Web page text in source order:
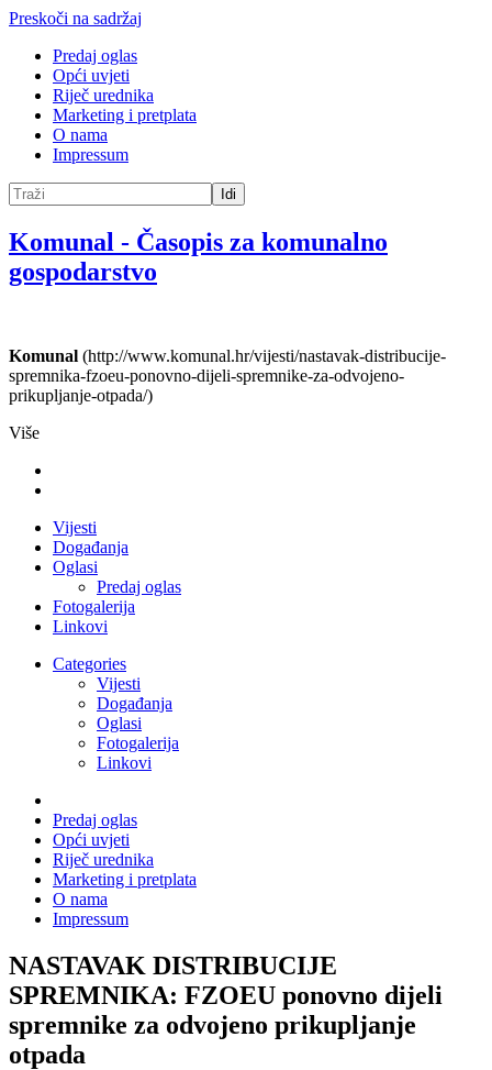
Preskoči na sadržaj
Predaj oglas
Opći uvjeti
Riječ urednika
Marketing i pretplata
O nama
Impressum
Idi
Komunal - Časopis za komunalno
gospodarstvo
Komunal (http://www.komunal.hr/vijesti/nastavak-distribucije-
spremnika-fzoeu-ponovno-dijeli-spremnike-za-odvojeno-
prikupljanje-otpada/)
Više
Vijesti
Događanja
Oglasi
Predaj oglas
Fotogalerija
Linkovi
Categories
Vijesti
Događanja
Oglasi
Fotogalerija
Linkovi
Predaj oglas
Opći uvjeti
Riječ urednika
Marketing i pretplata
O nama
Impressum
NASTAVAK DISTRIBUCIJE
SPREMNIKA: FZOEU ponovno dijeli
spremnike za odvojeno prikupljanje
otpada